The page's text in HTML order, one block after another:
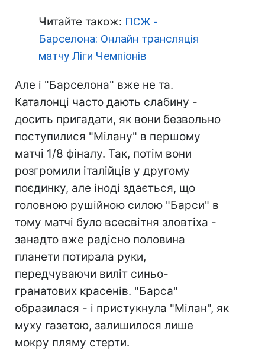
Читайте також: ПСЖ -
Барселона: Онлайн трансляція
матчу Ліги Чемпіонів
Але і "Барселона" вже не та.
Каталонці часто дають слабину -
досить пригадати, як вони безвольно
поступилися "Мілану" в першому
матчі 1/8 фіналу. Так, потім вони
розгромили італійців у другому
поєдинку, але іноді здається, що
головною рушійною силою "Барси" в
тому матчі було всесвітня зловтіха -
занадто вже радісно половина
планети потирала руки,
передчуваючи виліт синьо-
гранатових красенів. "Барса"
образилася - і пристукнула "Мілан", як
муху газетою, залишилося лише
мокру пляму стерти.